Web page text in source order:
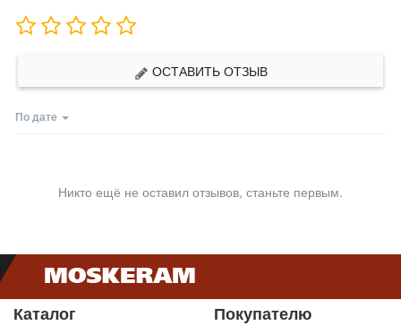
ОСТАВИТЬ ОТЗЫВ
По дате
Никто ещё не оставил отзывов, станьте первым.
Каталог Покупателю